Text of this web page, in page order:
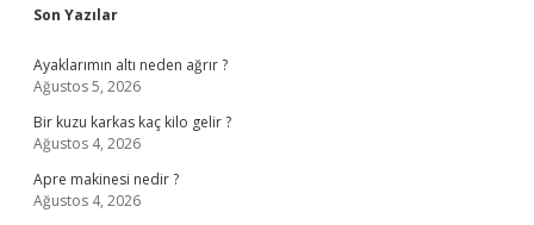
Sidebar
Son Yazılar
Ayaklarımın altı neden ağrır ?
Ağustos 5, 2026
Bir kuzu karkas kaç kilo gelir ?
Ağustos 4, 2026
Apre makinesi nedir ?
Ağustos 4, 2026